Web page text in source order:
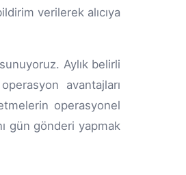
verilerek alıcıya
Aylık belirli
avantajları
operasyonel
gün gönderi yapmak